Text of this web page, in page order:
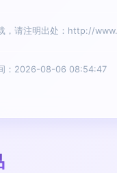
，请注明出处：http://
：2026-08-06 08:54:47